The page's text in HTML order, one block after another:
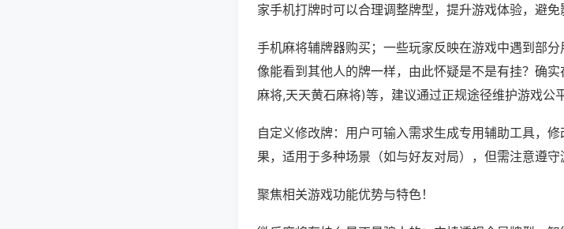
家手机打牌时可以合理调整牌型，提升游戏体验，避免
手机麻将辅牌器购买；一些玩家反映在游戏中遇到部
像能看到其他人的牌一样，由此怀疑是不是有挂？确
麻将,天天黄石麻将)等，建议通过正规途径维护游戏公平
自定义修改牌：用户可输入需求生成专用辅助工具，
果，适用于多种场景（如与好友对局），但需注意遵守
聚焦相关游戏功能优势与特色！